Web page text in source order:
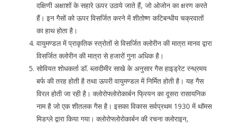
दक्षिणी अक्षाशों के सहारे ऊपर उठाये जाते हैं, जो ओजोन का क्षरण करते
हैं। इन गैसों को ऊपर विसर्जित करने में शीतोष्ण कटिबन्धीय चक्रवातों
का हाथ होता है।
वायुमण्डल में प्राकृतिक स्त्रोतों से विसर्जित क्लोरीन की मात्रा मानव द्वारा
विसर्जित क्लोरीन की मात्रा से हजारों गुना अधिक है।
सोवियत शोधकर्ता डॉ. ब्लादीमीर साखे के अनुसार गैस हाइड्रेट रन्ध्रमय
बर्फ की तरह होती है तथा ऊपरी वायुमण्डल में निर्मित होती है। यह गैस
विरल होती जा रही है। क्लोरोफ्लोरोकार्बन फ्रियन का दूसरा रासायनिक
नाम है जो एक शीतलक गैस है। इसका विकास सर्वप्रथम 1930 में थॉमस
मिडग्ले द्वारा किया गया। क्लोरोफ्लोरोकार्बन की रचना क्लोराइन,